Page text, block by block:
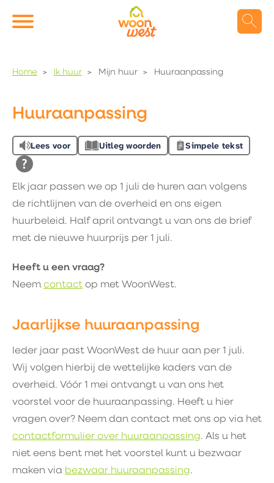
Naar de homepage
Ga naar Hoofd
Home Ik huur Mijn huur Huuraanpassing
Huuraanpassing
Lees voor Uitleg woorden Simpele tekst
Elk jaar passen we op 1 juli de huren aan volgens
de richtlijnen van de overheid en ons eigen
huurbeleid. Half april ontvangt u van ons de brief
met de nieuwe huurprijs per 1 juli.
Heeft u een vraag?
Neem contact op met WoonWest.
Jaarlijkse huuraanpassing
Ieder jaar past WoonWest de huur aan per 1 juli.
Wij volgen hierbij de wettelijke kaders van de
overheid. Vóór 1 mei ontvangt u van ons het
voorstel voor de huuraanpassing. Heeft u hier
vragen over? Neem dan contact met ons op via het
contactformulier over huuraanpassing. Als u het
niet eens bent met het voorstel kunt u bezwaar
maken via bezwaar huuraanpassing.